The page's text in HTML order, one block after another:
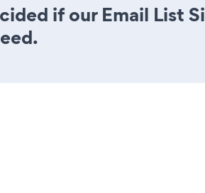
if our Email List